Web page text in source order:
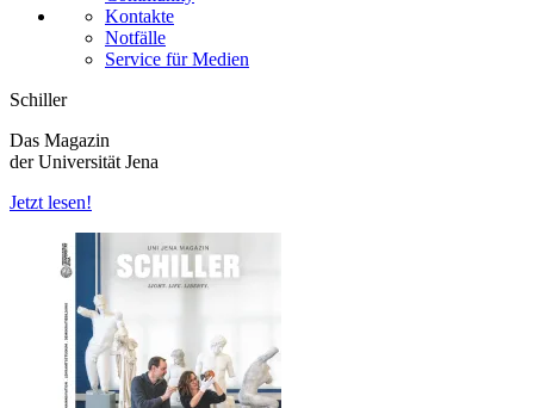
Kontakte
Notfälle
Service für Medien
Schiller
Das Magazin
der Universität Jena
Jetzt lesen!